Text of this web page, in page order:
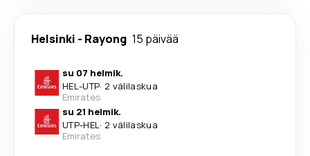
Helsinki - Rayong 15 päivää
su 07 helmik.
HEL-UTP· 2 välilaskua
Emirates
su 21 helmik.
UTP-HEL· 2 välilaskua
Emirates